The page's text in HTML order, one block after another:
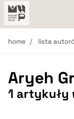
home lista
Aryeh
1 artykuły